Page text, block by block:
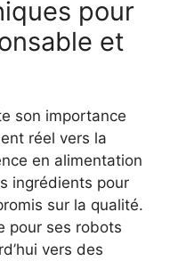
pour
et
son importance
réel vers la
en alimentation
ingrédients pour
sur la qualité.
pour ses robots
vers des